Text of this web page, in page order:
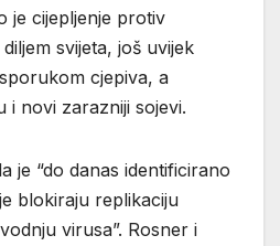
je cijepljenje protiv
svijeta, još uvijek
cjepiva, a
i novi zarazniji sojevi.
je “do danas identificirano
blokiraju replikaciju
virusa”. Rosner i